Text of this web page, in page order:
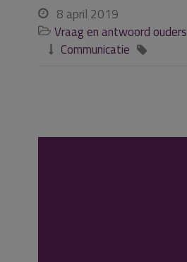
 8 april 2019
 Vraag en antwoord ouders
 Communicatie 